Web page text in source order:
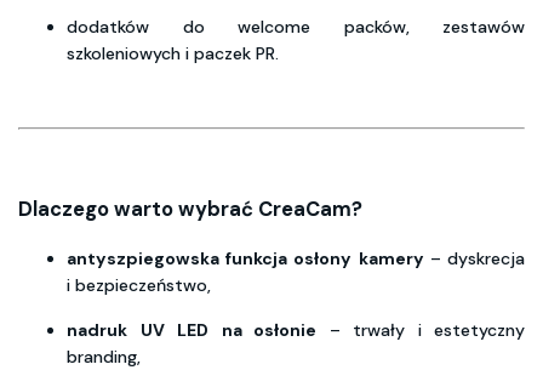
dodatków do welcome packów, zestawów
szkoleniowych i paczek PR.
Dlaczego warto wybrać CreaCam?
antyszpiegowska funkcja osłony kamery –dyskrecja
i bezpieczeństwo,
nadruk UV LED na osłonie – trwały i estetyczny
branding,